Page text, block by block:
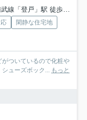
線「登戸」駅 徒歩11分
閑静な住宅地
ついているので化粧や
ューズボック... もっと